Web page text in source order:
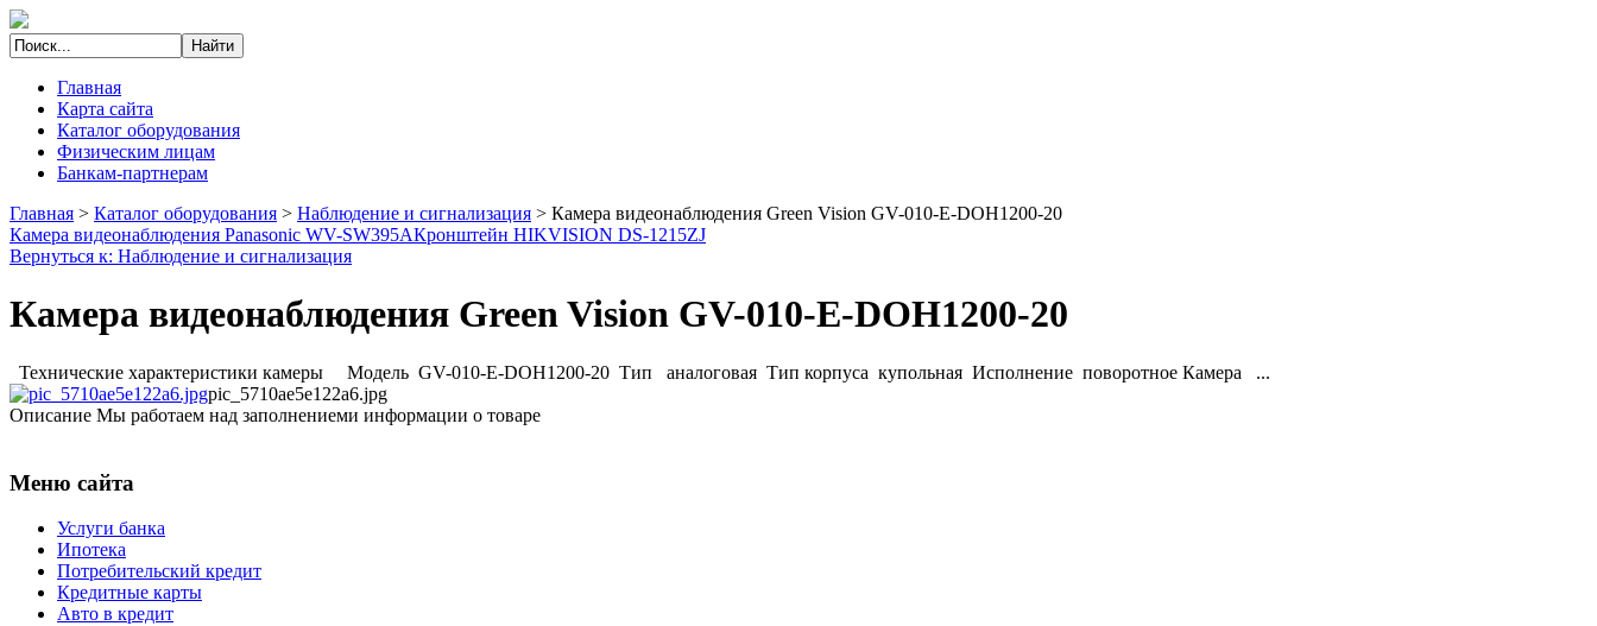
Главная
Карта сайта
Каталог оборудования
Физическим лицам
Банкам-партнерам
Главная > Каталог оборудования > Наблюдение и сигнализация > Камера видеонаблюдения Green Vision GV-010-E-DOH1200-20
Камера видеонаблюдения Panasonic WV-SW395AКронштейн HIKVISION DS-1215ZJ
Вернуться к: Наблюдение и сигнализация
Камера видеонаблюдения Green Vision GV-010-E-DOH1200-20
Технические характеристики камеры Модель GV-010-E-DOH1200-20 Тип аналоговая Тип корпуса купольная Исполнение поворотное Камера ...
pic_5710ae5e122a6.jpg
Описание Мы работаем над заполнениеми информации о товаре
Меню сайта
Услуги банка
Ипотека
Потребительский кредит
Кредитные карты
Авто в кредит